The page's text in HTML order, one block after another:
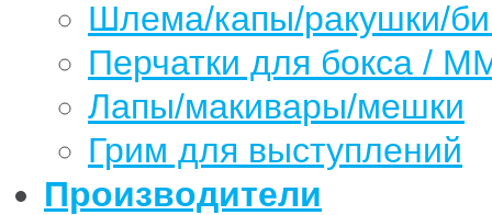
Шлема/капы/ракушки/
Перчатки для бокса /
Лапы/макивары/мешки
Грим для выступлений
Производители